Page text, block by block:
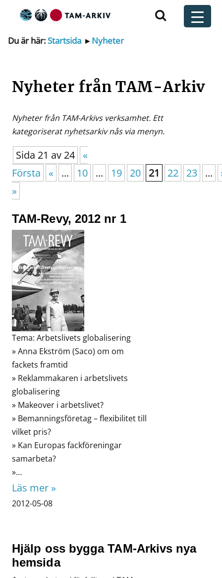
Huvudnavigering
Du är här:Startsida ▸Nyheter
Nyheter från TAM-Arkiv
Nyheter från TAM-Arkivs verksamhet. Ett
kategoriserat nyhetsarkiv nås via menyn.
Sida 21 av 24
«
Första
« ... 10 ... 19 20 21 22 23 ...
»
TAM-Revy, 2012 nr 1
Tema: Arbetslivets globalisering
» Anna Ekström (Saco) om om
fackets framtid
» Reklammakaren i arbetslivets
globalisering
» Makeover i arbetslivet?
» Bemanningsföretag – flexibilitet till
vilket pris?
» Kan Europas fackföreningar
samarbeta?
»…
Läs mer »
2012-05-08
Hjälp oss bygga TAM-Arkivs nya
hemsida